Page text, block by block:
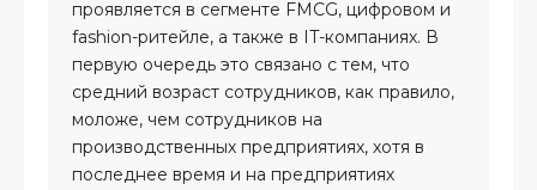
проявляется в сегменте FMCG, цифровом и
fashion-ритейле, а также в IT-компаниях. В
первую очередь это связано с тем, что
средний возраст сотрудников, как правило,
моложе, чем сотрудников на
производственных предприятиях, хотя в
последнее время и на предприятиях